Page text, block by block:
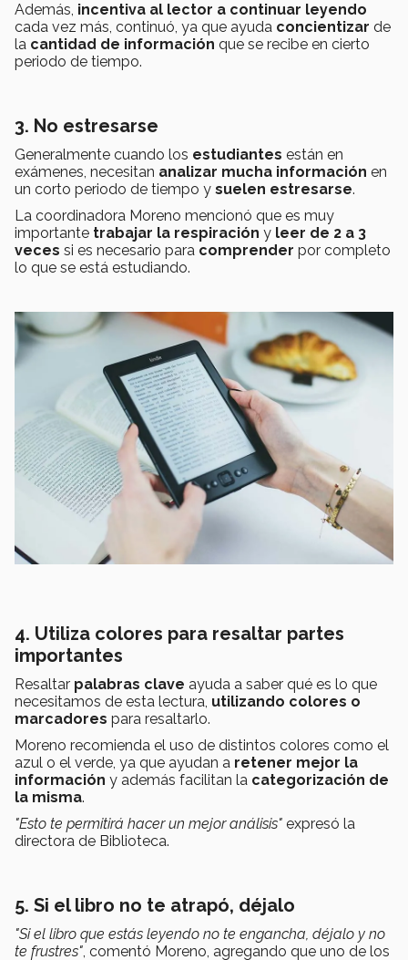
Además, incentiva al lector a continuar leyendo
cada vez más, continuó, ya que ayuda concientizar de
la cantidad de información que se recibe en cierto
periodo de tiempo.
3. No estresarse
Generalmente cuando los estudiantes están en
exámenes, necesitan analizar mucha información en
un corto periodo de tiempo y suelen estresarse.
La coordinadora Moreno mencionó que es muy
importante trabajar la respiración y leer de 2 a 3
veces si es necesario para comprender por completo
lo que se está estudiando.
4. Utiliza colores para resaltar partes
importantes
Resaltar palabras clave ayuda a saber qué es lo que
necesitamos de esta lectura, utilizando colores o
marcadores para resaltarlo.
Moreno recomienda el uso de distintos colores como el
azul o el verde, ya que ayudan a retener mejor la
información y además facilitan la categorización de
la misma.
"Esto te permitirá hacer un mejor análisis" expresó la
directora de Biblioteca.
5. Si el libro no te atrapó, déjalo
"Si el libro que estás leyendo no te engancha, déjalo y no
te frustres", comentó Moreno, agregando que uno de los